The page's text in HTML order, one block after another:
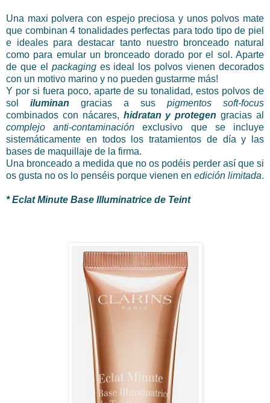
Una maxi polvera con espejo preciosa y unos polvos mate
que combinan 4 tonalidades perfectas para todo tipo de piel
e ideales para destacar tanto nuestro bronceado natural
como para emular un bronceado dorado por el sol. Aparte
de que el packaginges ideal los polvos vienen decorados
con un motivo marino y no pueden gustarme más!
Y por si fuera poco, aparte de su tonalidad, estos polvos de
sol iluminan gracias a sus pigmentos soft-focus
combinados con nácares, hidratan y protegen gracias al
complejo anti-contaminación exclusivo que se incluye
sistemáticamente en todos los tratamientos de día y las
bases de maquillaje de la firma.
Una bronceado a medida que no os podéis perder así que si
os gusta no os lo penséis porque vienen en edición limitada.
* Eclat Minute Base Illuminatrice de Teint